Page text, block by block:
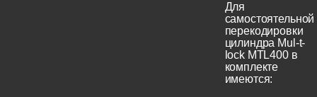
Для
самостоятельной
перекодировки
цилиндра Mul-t-
lock MTL400 в
комплекте
имеются: